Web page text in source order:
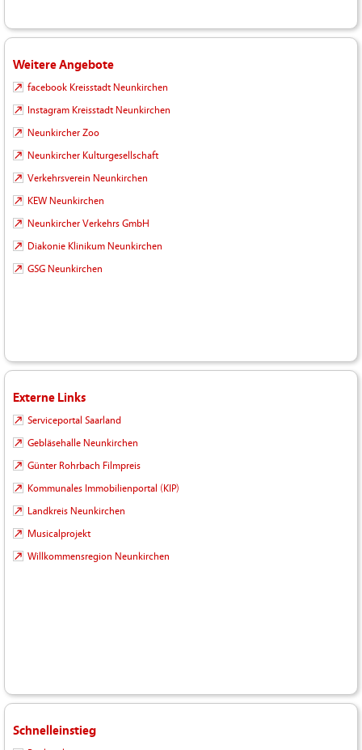
Weitere Angebote
facebook Kreisstadt Neunkirchen
Instagram Kreisstadt Neunkirchen
Neunkircher Zoo
Neunkircher Kulturgesellschaft
Verkehrsverein Neunkirchen
KEW Neunkirchen
Neunkircher Verkehrs GmbH
Diakonie Klinikum Neunkirchen
GSG Neunkirchen
Externe Links
Serviceportal Saarland
Gebläsehalle Neunkirchen
Günter Rohrbach Filmpreis
Kommunales Immobilienportal (KIP)
Landkreis Neunkirchen
Musicalprojekt
Willkommensregion Neunkirchen
Schnelleinstieg